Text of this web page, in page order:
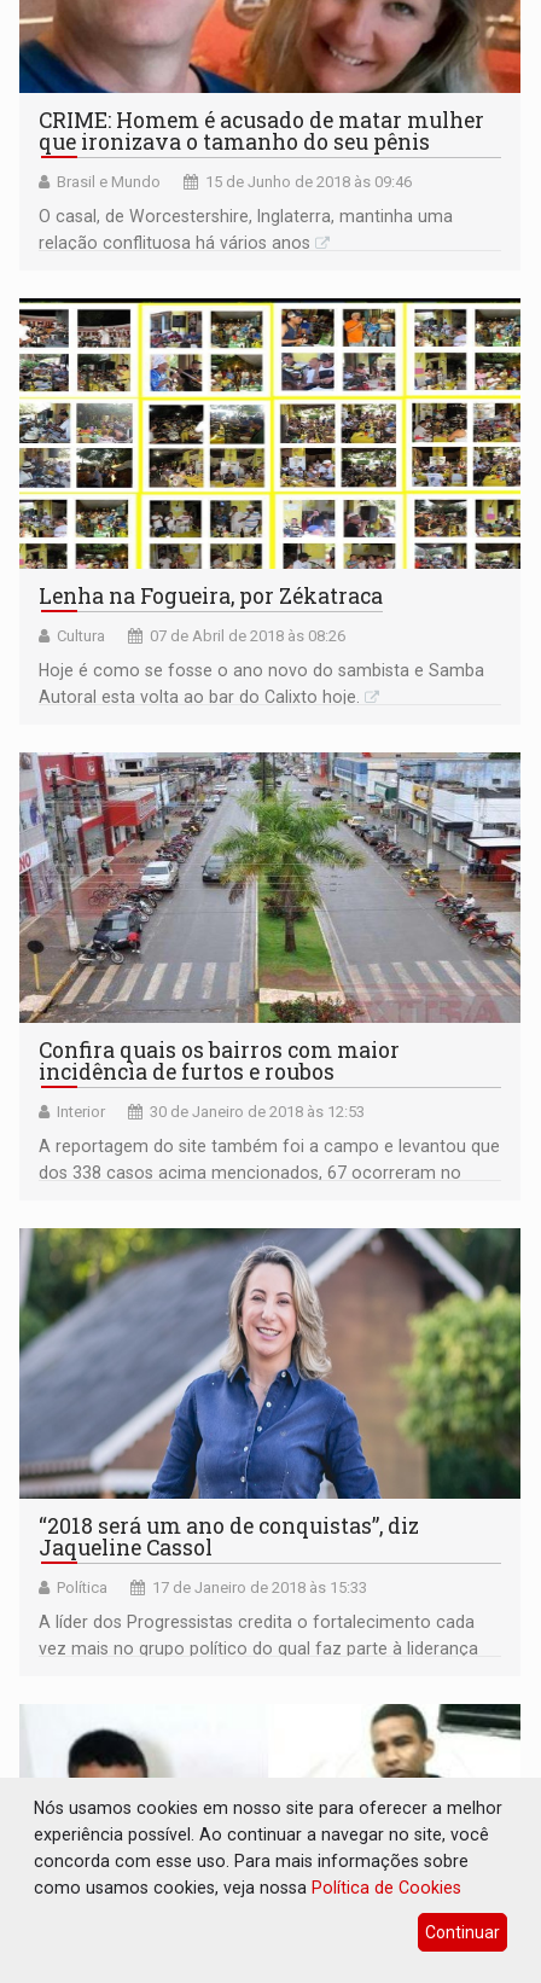
CRIME: Homem é acusado de matar mulher
que ironizava o tamanho do seu pênis
Brasil e Mundo 15 de Junho de 2018 às 09:46
O casal, de Worcestershire, Inglaterra, mantinha uma
relação conflituosa há vários anos
Lenha na Fogueira, por Zékatraca
Cultura 07 de Abril de 2018 às 08:26
Hoje é como se fosse o ano novo do sambista e Samba
Autoral esta volta ao bar do Calixto hoje.
Confira quais os bairros com maior
incidência de furtos e roubos
Interior 30 de Janeiro de 2018 às 12:53
A reportagem do site também foi a campo e levantou que
dos 338 casos acima mencionados, 67 ocorreram no
“2018 será um ano de conquistas”, diz
Jaqueline Cassol
Política 17 de Janeiro de 2018 às 15:33
A líder dos Progressistas credita o fortalecimento cada
vez mais no grupo político do qual faz parte à liderança
Nós usamos cookies em nosso site para oferecer a melhor
experiência possível. Ao continuar a navegar no site, você
concorda com esse uso. Para mais informações sobre
como usamos cookies, veja nossa Política de Cookies
Continuar